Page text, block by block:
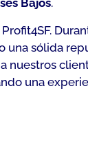
Bajos.
una sólida
nuestros
una